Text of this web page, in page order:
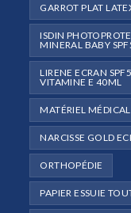
GARROT PLAT
ISDIN
MINERAL BABY
LIRENE ECRAN
VITAMINE E 40ML
MATÉRIEL MÉDICAL
NARCISSE GOLD
ORTHOPÉDIE
PAPIER ESSUIE